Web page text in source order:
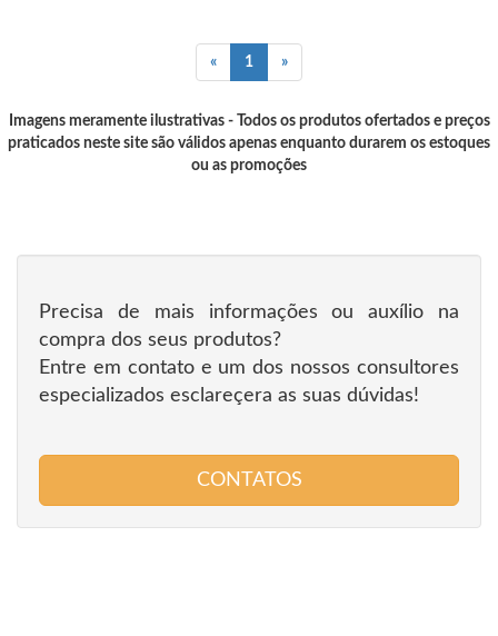
« 1 »
Imagens meramente ilustrativas - Todos os produtos ofertados e preços
praticados neste site são válidos apenas enquanto durarem os estoques
ou as promoções
Precisa de mais informações ou auxílio na
compra dos seus produtos?
Entre em contato e um dos nossos consultores
especializados esclareçera as suas dúvidas!
CONTATOS